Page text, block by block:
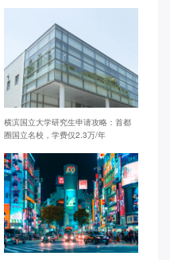
横滨国立大学研究生申请攻略：首都
圈国立名校，学费仅2.3万/年